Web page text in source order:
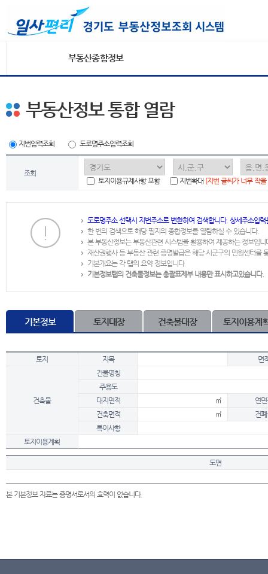
부동산종합정보
부동산정보 통합 열람
지번입력조회 도로명주소입력조회
조회
토지이용규제사항 포함
지번확대 [지번 글씨가 너무 작
도로명주소 선택시 지번주소로 변환하여 검색합니다. 상세주소입
한 번의 검색으로 해당 필지의 종합정보를 열람하실 수 있습니다.
본 부동산정보는 부동산관련 시스템을 활용하여 제공하는 정보입니
재산권행사 등 부동산 관련 증명발급은 해당 시군구의 민원센터를
기본개요는 각 탭의 요약 정보입니다.
기본정보탭의 건축물정보는 총괄표제부 내용만 표시하고있습니다.
기본정보 토지대장 건축물대장 토지이용계
토지 지목 면
건축물
건물명칭
주용도
대지면적
㎡
연
건축면적
㎡
건
특이사항
토지이용계획
도면
본 기본정보 자료는 증명서로서의 효력이 없습니다.